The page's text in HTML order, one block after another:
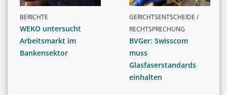
BERICHTE
WEKO untersucht
Arbeitsmarkt im
Bankensektor
GERICHTSENTSCHEIDE /
RECHTSPRECHUNG
BVGer: Swisscom
muss
Glasfaserstandards
einhalten